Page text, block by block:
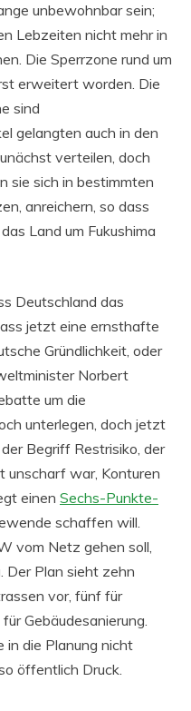
unbewohnbar sein;
Lebzeiten nicht mehr in
Die Sperrzone rund um
erweitert worden. Die
sind
gelangten auch in den
verteilen, doch
sie sich in bestimmten
anreichern, so dass
Land um Fukushima
Deutschland das
jetzt eine ernsthafte
Gründlichkeit, oder
Norbert
um die
unterlegen, doch jetzt
Begriff Restrisiko, der
unscharf war, Konturen
einen Sechs-Punkte-
schaffen will.
vom Netz gehen soll,
Der Plan sieht zehn
vor, fünf für
Gebäudesanierung.
in die Planung nicht
öffentlich Druck.